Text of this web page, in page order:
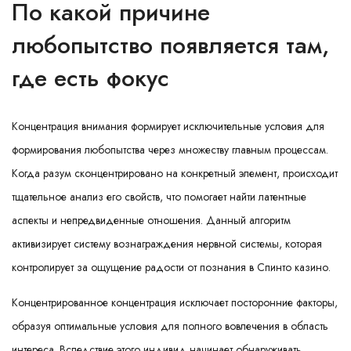
По какой причине
любопытство появляется там,
где есть фокус
Концентрация внимания формирует исключительные условия для
формирования любопытства через множеству главным процессам.
Когда разум сконцентрировано на конкретный элемент, происходит
тщательное анализ его свойств, что помогает найти латентные
аспекты и непредвиденные отношения. Данный алгоритм
активизирует систему вознаграждения нервной системы, которая
контролирует за ощущение радости от познания в Спинто казино.
Концентрированное концентрация исключает посторонние факторы,
образуя оптимальные условия для полного вовлечения в область